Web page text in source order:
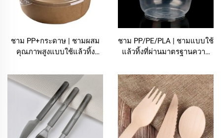
ชาม PP+กระดาษ | ชามผสม
คุณภาพสูงแบบใช้แล้วทิ้ง
ชาม PP/PE/PLA | ชามแบบใช้
แล้วทิ้งที่ผ่านมาตรฐานความ
มิง